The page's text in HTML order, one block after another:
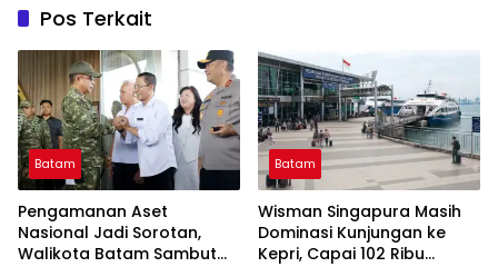
Pos Terkait
Batam
Pengamanan Aset
Nasional Jadi Sorotan,
Walikota Batam Sambut
Batam
Wisman Singapura Masih
Dominasi Kunjungan ke
Kepri, Capai 102 Ribu